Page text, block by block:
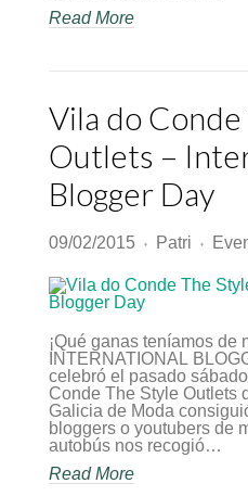
Read More
Vila do Conde
Outlets –
Blogger Day
09/02/2015 ♦ Patri ♦
¡Qué ganas teníamos de
INTERNATIONAL
celebró el pasado
Conde The Style Outlets
Galicia de Moda
bloggers o youtubers de
autobús nos recogió…
Read More